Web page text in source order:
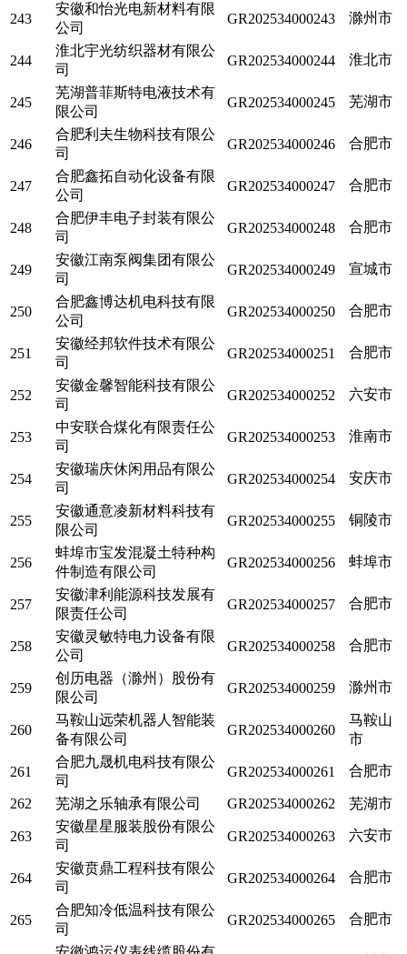
243
安徽和怡光电新材料有限
公司
GR202534000243 滁州市
244
淮北宇光纺织器材有限公
司
GR202534000244 淮北市
245
芜湖普菲斯特电液技术有
限公司
GR202534000245 芜湖市
246
合肥利夫生物科技有限公
司
GR202534000246 合肥市
247
合肥鑫拓自动化设备有限
公司
GR202534000247 合肥市
248
合肥伊丰电子封装有限公
司
GR202534000248 合肥市
249
安徽江南泵阀集团有限公
司
GR202534000249 宣城市
250
合肥鑫博达机电科技有限
公司
GR202534000250 合肥市
251
安徽经邦软件技术有限公
司
GR202534000251 合肥市
252
安徽金馨智能科技有限公
司
GR202534000252 六安市
253
中安联合煤化有限责任公
司
GR202534000253 淮南市
254
安徽瑞庆休闲用品有限公
司
GR202534000254 安庆市
255
安徽通意凌新材料科技有
限公司
GR202534000255 铜陵市
256
蚌埠市宝发混凝土特种构
件制造有限公司
GR202534000256 蚌埠市
257
安徽津利能源科技发展有
限责任公司
GR202534000257 合肥市
258
安徽灵敏特电力设备有限
公司
GR202534000258 合肥市
259
创历电器（滁州）股份有
限公司
GR202534000259 滁州市
260
马鞍山远荣机器人智能装
备有限公司
GR202534000260
马鞍山
市
261
合肥九晟机电科技有限公
司
GR202534000261 合肥市
262 芜湖之乐轴承有限公司 GR202534000262 芜湖市
263
安徽星星服装股份有限公
司
GR202534000263 六安市
264
安徽贲鼎工程科技有限公
司
GR202534000264 合肥市
265
合肥知冷低温科技有限公
司
GR202534000265 合肥市